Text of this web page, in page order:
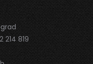
214 819